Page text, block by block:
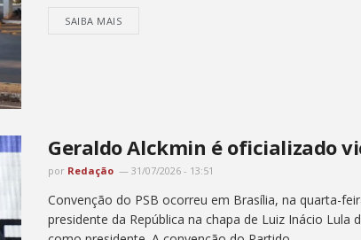
SAIBA MAIS
Geraldo Alckmin é oficializado
por Redação 31/07/2026 - 13:51
Convenção do PSB ocorreu em Brasília, na quarta-
presidente da República na chapa de Luiz Inácio